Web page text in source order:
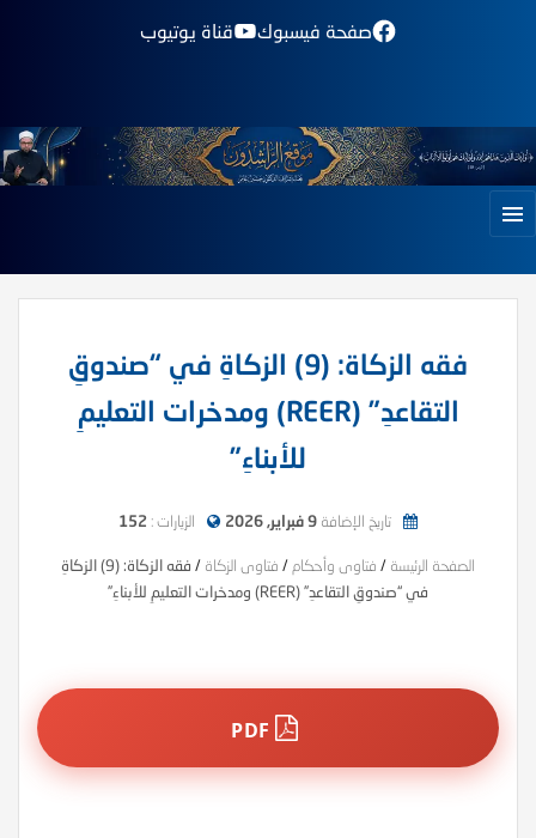
صفحة فيسبوك قناة يوتيوب
فقه الزكاة: (9) الزكاةِ في “صندوقِ
التقاعدِ” (REER) ومدخرات التعليمِ
للأبناءِ”
تاريخ الإضافة 9 فبراير, 2026 الزيارات : 152
الصفحة الرئيسة / فتاوى وأحكام / فتاوى الزكاة /
فقه الزكاة: (9) الزكاةِ
في “صندوقِ التقاعدِ” (REER) ومدخرات التعليمِ للأبناءِ”